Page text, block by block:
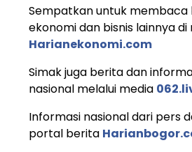
Sempatkan untuk
ekonomi dan bisnis lainnya di
Harianekonomi.com
Simak juga berita dan
nasional melalui media
Informasi nasional dari pers
portal berita